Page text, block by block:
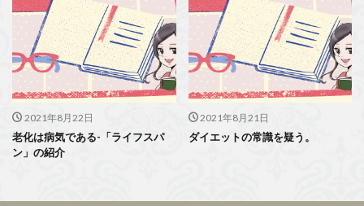
2021年8月22日
老化は病気である-「ライフスパ
ン」の紹介
2021年8月21日
ダイエットの常識を疑う。